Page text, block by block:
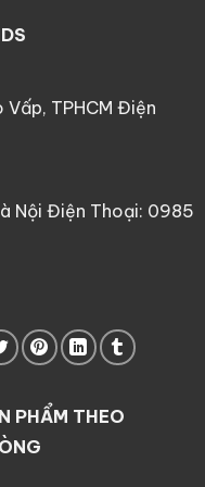
Vấp, TPHCM Điện
Nội Điện Thoại: 0985
PHẨM THEO